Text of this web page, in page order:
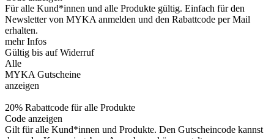
Für alle Kund*innen und alle Produkte gültig. Einfach für den
Newsletter von MYKA anmelden und den Rabattcode per Mail
erhalten.
mehr Infos
Gültig bis auf Widerruf
Alle
MYKA Gutscheine
anzeigen
20% Rabattcode für alle Produkte
Code anzeigen
Gilt für alle Kund*innen und Produkte. Den Gutscheincode kannst